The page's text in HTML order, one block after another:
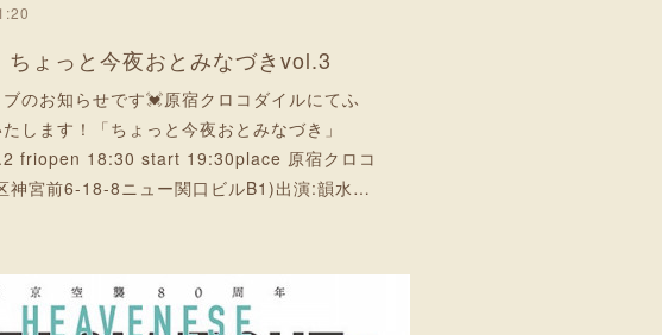
ちょっと今夜おとみなづきvol.3
のお知らせです💓‪原宿クロコダイルにてふ
します！「ちょっと今夜おとみなづき」
friopen 18:30 start 19:30place 原宿クロコ
神宮前6-18-8ニュー関口ビルB1)出演:韻水…